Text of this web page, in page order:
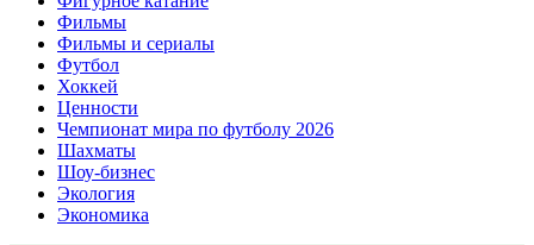
Фильмы
Фильмы и сериалы
Футбол
Хоккей
Ценности
Чемпионат мира по футболу 2026
Шахматы
Шоу-бизнес
Экология
Экономика